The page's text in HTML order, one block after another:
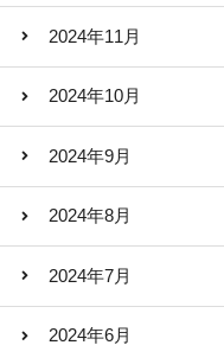
2024年11月
2024年10月
2024年9月
2024年8月
2024年7月
2024年6月